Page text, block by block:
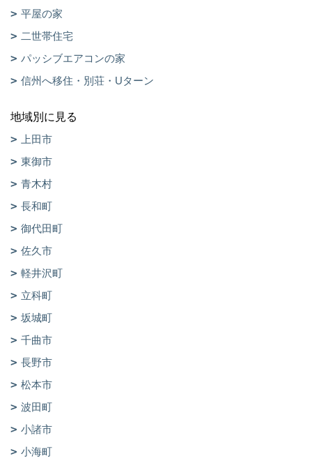
平屋の家
二世帯住宅
パッシブエアコンの家
信州へ移住・別荘・Uターン
地域別に見る
上田市
東御市
青木村
長和町
御代田町
佐久市
軽井沢町
立科町
坂城町
千曲市
長野市
松本市
波田町
小諸市
小海町